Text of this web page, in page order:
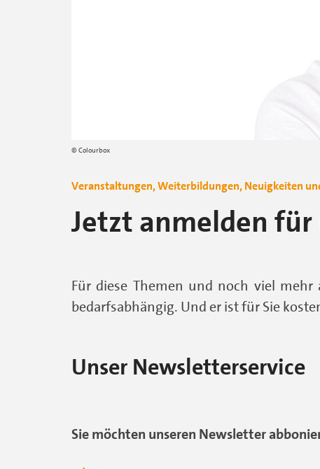
Colourbox
Veranstaltungen, Weiterbildungen, Neuigkeiten
Jetzt anmelden
Für diese Themen und noch viel
bedarfsabhängig. Und er ist für Sie
Unser Newsletterservice
Sie möchten unseren Newsletter